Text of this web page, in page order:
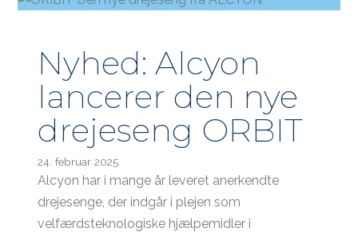
Nyhed: Alcyon
lancerer den nye
drejeseng ORBIT
24. februar 2025
Alcyon har i mange år leveret anerkendte
drejesenge, der indgår i plejen som
velfærdsteknologiske hjælpemidler i